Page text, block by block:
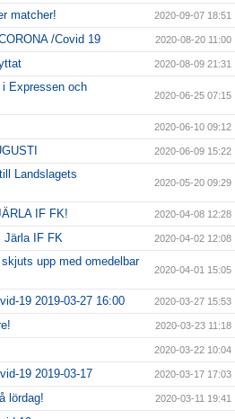
matcher! 2020-09-07 18:51
/Covid 19 2020-08-20 11:00
2020-08-09 21:31
Expressen och
2020-06-25 07:15
2020-06-10 09:12
2020-06-09 15:22
Landslagets
2020-05-20 09:29
IF FK! 2020-04-08 12:28
Järla IF FK 2020-04-02 12:08
upp med omedelbar
2020-04-01 15:05
19 2019-03-27 16:00 2020-03-27 15:53
2020-03-23 11:18
2020-03-22 10:04
19 2019-03-17 2020-03-17 17:03
lördag! 2020-03-11 19:41